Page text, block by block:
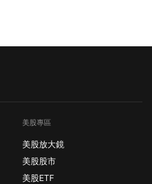
美股專區
美股放大鏡
美股股市
美股ETF